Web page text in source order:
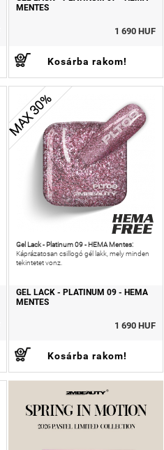
MENTES
1 690 HUF
Kosárba rakom!
MAX 30%
Gel Lack - Platinum 09 - HEMA Mentes:
Káprázatosan csillogó gél lakk, mely minden
tekintetet vonz.
GEL LACK - PLATINUM 09 - HEMA
MENTES
1 690 HUF
Kosárba rakom!